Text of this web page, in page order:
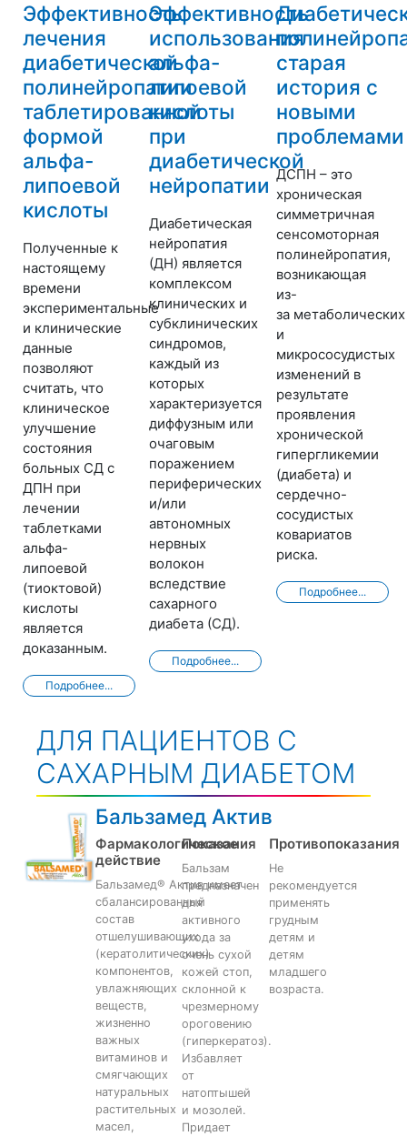
Эффективность
лечения
диабетической
полинейропатии
таблетированной
формой
альфа-
липоевой
кислоты
Полученные к
настоящему
времени
экспериментальные
и клинические
данные
позволяют
считать, что
клиническое
улучшение
состояния
больных СД с
ДПН при
лечении
таблетками
альфа-
липоевой
(тиоктовой)
кислоты
является
доказанным.
Подробнее...
Эффективность
использования
альфа-
липоевой
кислоты
при
диабетической
нейропатии
Диабетическая
нейропатия
(ДН) является
комплексом
клинических и
субклинических
синдромов,
каждый из
которых
характеризуется
диффузным или
очаговым
поражением
периферических
и/или
автономных
нервных
волокон
вследствие
сахарного
диабета (СД).
Подробнее...
старая
история с
новыми
проблемами
ДСПН – это
хроническая
симметричная
сенсомоторная
полинейропатия,
возникающая
из-
за метаболических
и
микрососудистых
изменений в
результате
проявления
хронической
гипергликемии
(диабета) и
сердечно-
сосудистых
ковариатов
риска.
Подробнее...
ДЛЯ ПАЦИЕНТОВ С
САХАРНЫМ ДИАБЕТОМ
Бальзамед Актив
Фармакологическое
действие
Бальзамед® Актив имеет
сбалансированный
состав
отшелушивающих
(кератолитических)
компонентов,
увлажняющих
веществ,
жизненно
важных
витаминов и
смягчающих
натуральных
растительных
масел,
Показания
Бальзам
предназначен
для
активного
ухода за
очень сухой
кожей стоп,
склонной к
чрезмерному
ороговению
(гиперкератоз).
Избавляет
от
натоптышей
и мозолей.
Придает
Противопоказания
Не
рекомендуется
применять
грудным
детям и
детям
младшего
возраста.